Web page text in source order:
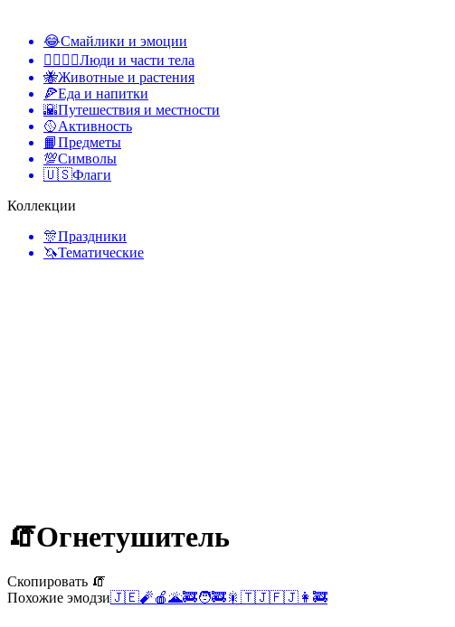
😂Смайлики и эмоции
👩‍❤️‍💋‍👨Люди и части тела
🐝Животные и растения
🍕Еда и напитки
🌇Путешествия и местности
🥎Активность
📙Предметы
💯Символы
🇺🇸Флаги
Коллекции
🎊Праздники
🦄Тематические
🧯Огнетушитель
Скопировать 🧯
Похожие эмодзи🇯🇪🧨🍎🌋🚒🧑‍🚒🎇 🇹🇯🇫🇯 👩‍🚒